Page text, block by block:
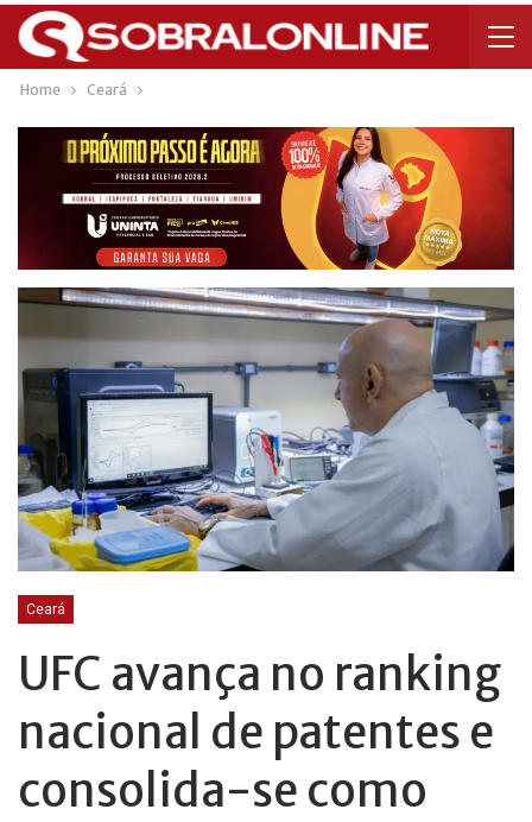
Home Ceará
Ceará
UFC avança no ranking
nacional de patentes e
consolida-se como